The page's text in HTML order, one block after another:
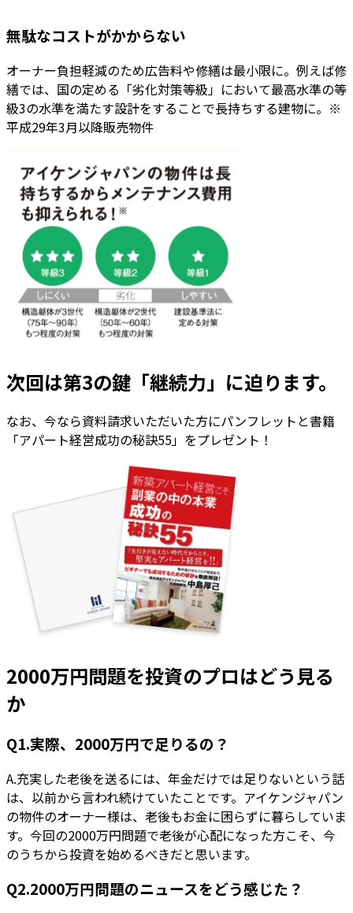
無駄なコストがかからない
オーナー負担軽減のため広告料や修繕は最小限に。例えば修
繕では、国の定める「劣化対策等級」において最高水準の等
級3の水準を満たす設計をすることで長持ちする建物に。※
平成29年3月以降販売物件
次回は第3の鍵「継続力」に迫ります。
なお、今なら資料請求いただいた方にパンフレットと書籍
「アパート経営成功の秘訣55」をプレゼント！
2000万円問題を投資のプロはどう見る
か
Q1.実際、2000万円で足りるの？
A.充実した老後を送るには、年金だけでは足りないという話
は、以前から言われ続けていたことです。アイケンジャパン
の物件のオーナー様は、老後もお金に困らずに暮らしていま
す。今回の2000万円問題で老後が心配になった方こそ、今
のうちから投資を始めるべきだと思います。
Q2.2000万円問題のニュースをどう感じた？